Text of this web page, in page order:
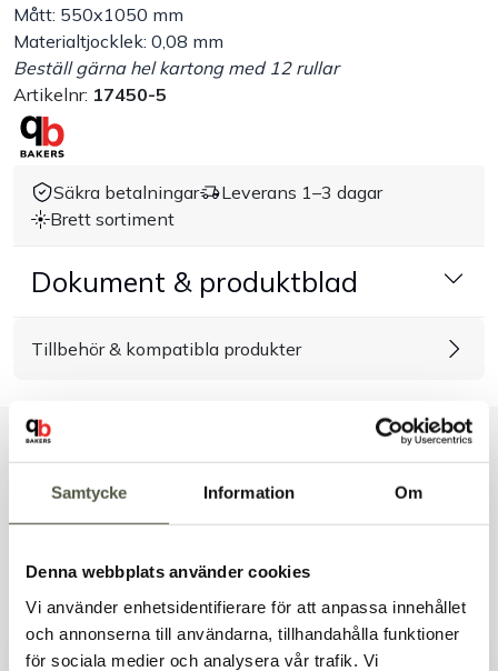
Samtycke Information Om
Denna webbplats använder cookies
Vi använder enhetsidentifierare för att anpassa innehållet
och annonserna till användarna, tillhandahålla funktioner
för sociala medier och analysera vår trafik. Vi
Monin
Kontakt
Mått: 550x1050 mm
Materialtjocklek: 0,08 mm
Beställ gärna hel kartong med 12 rullar
Artikelnr: 17450-5
Säkra betalningar
Leverans 1–3 dagar
Brett sortiment
Dokument & produktblad
Tillbehör & kompatibla produkter
Liknande produkter